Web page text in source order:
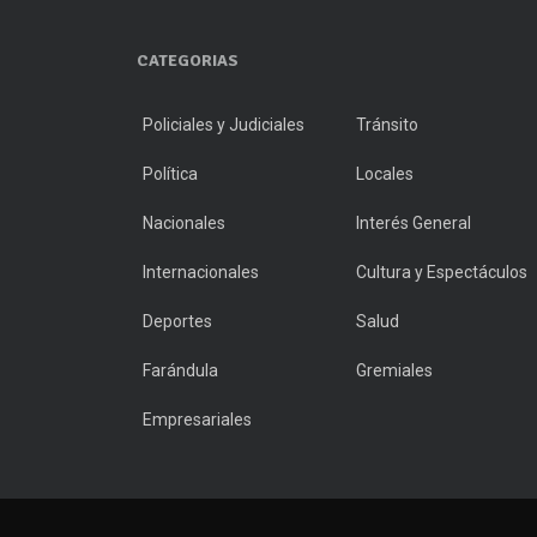
CATEGORIAS
Policiales y Judiciales Tránsito
Política Locales
Nacionales Interés General
Internacionales Cultura y Espectáculos
Deportes Salud
Farándula Gremiales
Empresariales